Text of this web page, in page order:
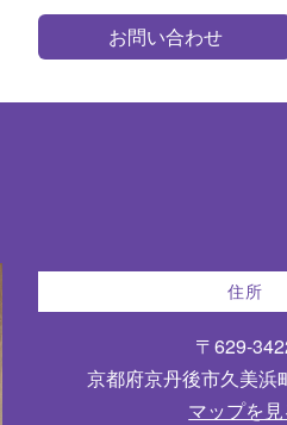
お問い合わせ
住所
〒629-
京都府京丹後市久美浜
マップを見